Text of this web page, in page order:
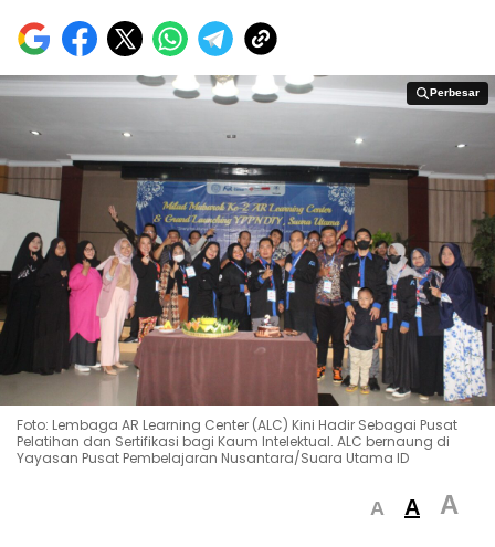
Perbesar
Perbesar
Foto: Lembaga AR Learning Center (ALC) Kini Hadir Sebagai Pusat
Pelatihan dan Sertifikasi bagi Kaum Intelektual. ALC bernaung di
Yayasan Pusat Pembelajaran Nusantara/Suara Utama ID
A A A